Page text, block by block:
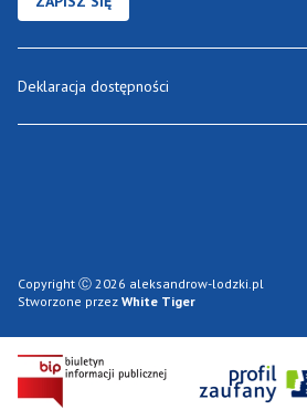
Deklaracja dostępności
Copyright Ⓒ 2026 aleksandrow-lodzki.pl
Stworzone przez White Tiger